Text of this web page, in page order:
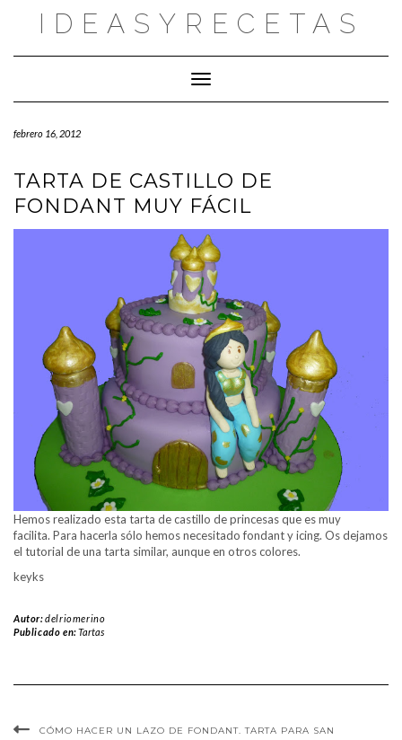
IDEASYRECETAS
Cambiar modo de navegación
febrero 16, 2012
TARTA DE CASTILLO DE
FONDANT MUY FÁCIL
Hemos realizado esta tarta de castillo de princesas que es muy
facilita. Para hacerla sólo hemos necesitado fondant y icing. Os dejamos
el tutorial de una tarta similar, aunque en otros colores.
keyks
Autor:delriomerino
Publicado en:Tartas
CÓMO HACER UN LAZO DE FONDANT. TARTA PARA SAN